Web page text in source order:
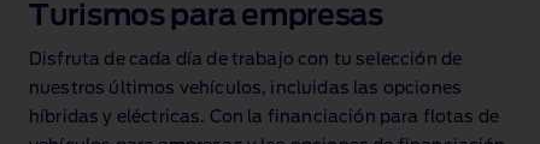
Turismos para empresas
Disfruta de cada día de trabajo con tu selección de
nuestros últimos vehículos, incluidas las opciones
híbridas y eléctricas. Con la financiación para flotas de